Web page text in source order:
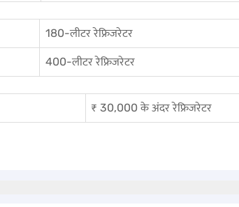
180-लीटर रेफ्रिजरेटर
400-लीटर रेफ्रिजरेटर
₹ 30,000 के अंदर रेफ्रिजरेटर